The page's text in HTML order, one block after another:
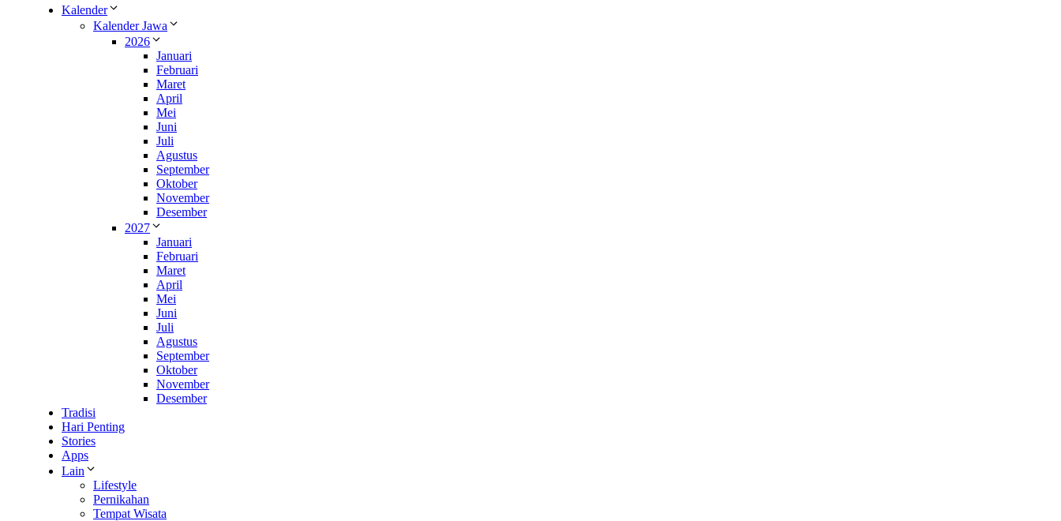
Kalender
Kalender Jawa
2026
Januari
Februari
Maret
April
Mei
Juni
Juli
Agustus
September
Oktober
November
Desember
2027
Januari
Februari
Maret
April
Mei
Juni
Juli
Agustus
September
Oktober
November
Desember
Tradisi
Hari Penting
Stories
Apps
Lain
Lifestyle
Pernikahan
Tempat Wisata